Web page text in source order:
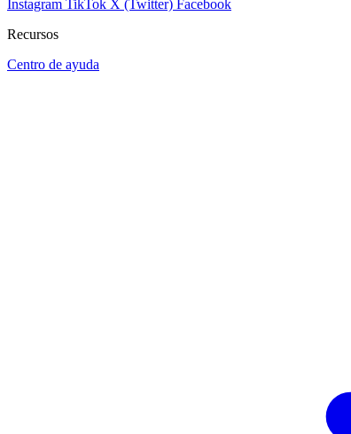
Instagram TikTok X (Twitter) Facebook
Recursos
Centro de ayuda